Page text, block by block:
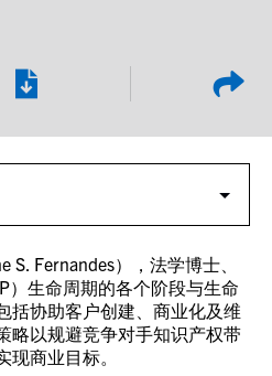
S. Fernandes），法学博士、
）生命周期的各个阶段与生命
括协助客户创建、商业化及维
略以规避竞争对手知识产权带
商业目标。